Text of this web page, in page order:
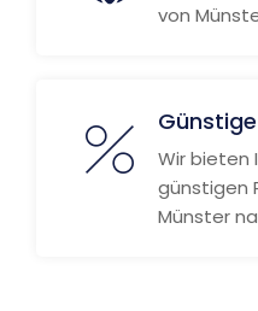
von
Wir bieten
günstigen
Münster